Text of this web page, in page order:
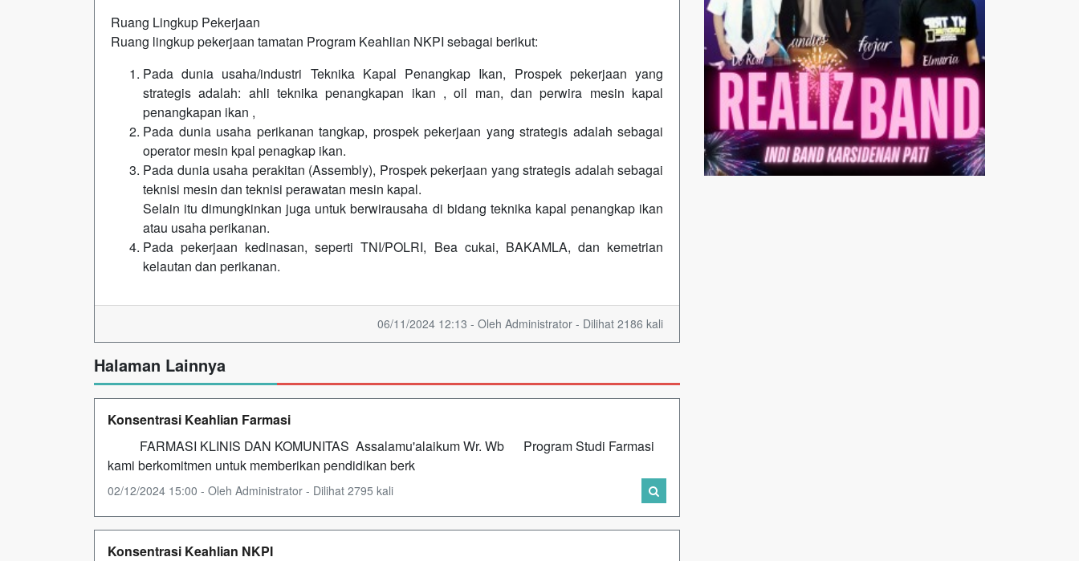
Ruang Lingkup Pekerjaan
Ruang lingkup pekerjaan tamatan Program Keahlian NKPI sebagai berikut:
Pada dunia usaha/industri Teknika Kapal Penangkap Ikan, Prospek pekerjaan yang
strategis adalah: ahli teknika penangkapan ikan , oil man, dan perwira mesin kapal
penangkapan ikan ,
Pada dunia usaha perikanan tangkap, prospek pekerjaan yang strategis adalah sebagai
operator mesin kpal penagkap ikan.
Pada dunia usaha perakitan (Assembly), Prospek pekerjaan yang strategis adalah sebagai
teknisi mesin dan teknisi perawatan mesin kapal.
Selain itu dimungkinkan juga untuk berwirausaha di bidang teknika kapal penangkap ikan
atau usaha perikanan.
Pada pekerjaan kedinasan, seperti TNI/POLRI, Bea cukai, BAKAMLA, dan kemetrian
kelautan dan perikanan.
06/11/2024 12:13 - Oleh Administrator - Dilihat 2186 kali
Halaman Lainnya
Konsentrasi Keahlian Farmasi
FARMASI KLINIS DAN KOMUNITAS Assalamu'alaikum Wr. Wb Program Studi Farmasi
kami berkomitmen untuk memberikan pendidikan berk
02/12/2024 15:00 - Oleh Administrator - Dilihat 2795 kali
Konsentrasi Keahlian NKPI